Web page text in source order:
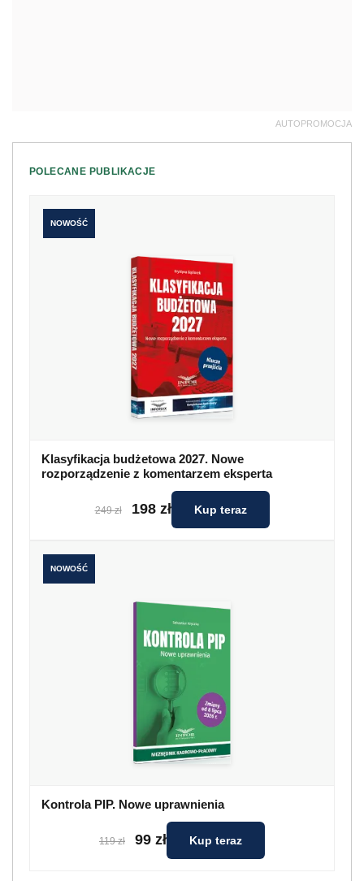
AUTOPROMOCJA
POLECANE PUBLIKACJE
NOWOŚĆ
Klasyfikacja budżetowa 2027. Nowe
rozporządzenie z komentarzem eksperta
249 zł 198 zł Kup teraz
NOWOŚĆ
Kontrola PIP. Nowe uprawnienia
119 zł 99 zł Kup teraz